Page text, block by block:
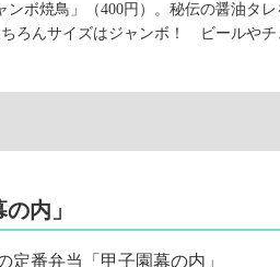
ボ焼鳥」（400円）。秘伝の醤油タレ
ろんサイズはジャンボ！ ビールやチ
内」